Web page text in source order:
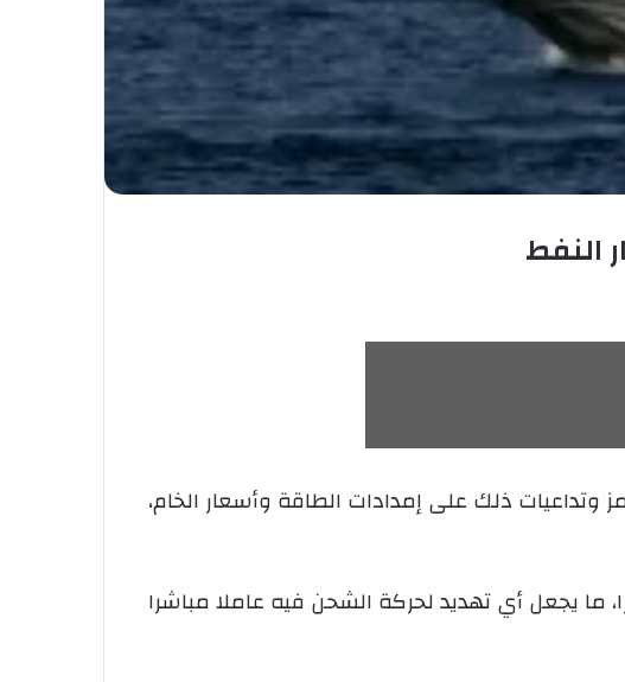
النفط
ذلك على إمدادات الطاقة وأسعار الخام،
ما يجعل أي تهديد لحركة الشحن فيه عاملا مباشرا